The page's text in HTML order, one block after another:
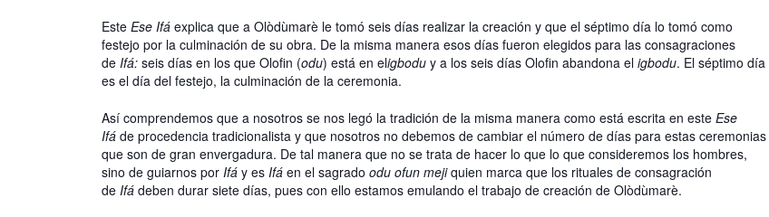
Este Ese Ifá explica que a Olòdùmarè le tomó seis días realizar la creación y que el séptimo día lo tomó como
festejo por la culminación de su obra. De la misma manera esos días fueron elegidos para las consagraciones
de Ifá: seis días en los que Olofin (odu) está en eligbodu y a los seis días Olofin abandona el igbodu. El séptimo día
es el día del festejo, la culminación de la ceremonia.
Así comprendemos que a nosotros se nos legó la tradición de la misma manera como está escrita en este Ese
Ifá de procedencia tradicionalista y que nosotros no debemos de cambiar el número de días para estas ceremonias
que son de gran envergadura. De tal manera que no se trata de hacer lo que lo que consideremos los hombres,
sino de guiarnos por Ifá y es Ifá en el sagrado odu ofun mejiquien marca que los rituales de consagración
de Ifá deben durar siete días, pues con ello estamos emulando el trabajo de creación de Olòdùmarè.